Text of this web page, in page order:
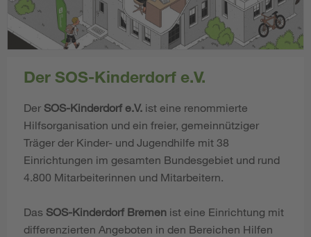
Der SOS-Kinderdorf e.V.
Der SOS-Kinderdorf e.V. ist eine renommierte
Hilfsorganisation und ein freier, gemeinnütziger
Träger der Kinder- und Jugendhilfe mit 38
Einrichtungen im gesamten Bundesgebiet und rund
4.800 Mitarbeiterinnen und Mitarbeitern.
Das SOS-Kinderdorf Bremen ist eine Einrichtung mit
differenzierten Angeboten in den Bereichen Hilfen